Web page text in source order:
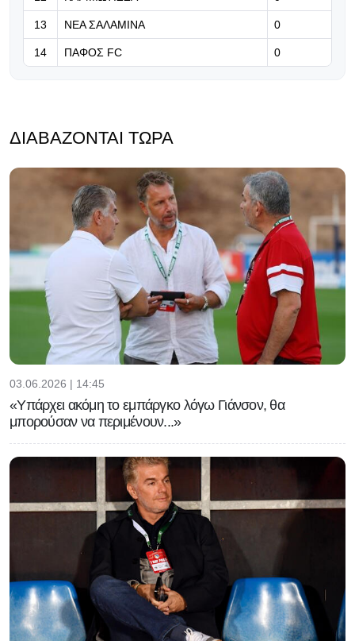
13 ΝΕΑ ΣΑΛΑΜΙΝΑ 0
14 ΠΑΦΟΣ FC 0
ΔΙΑΒΆΖΟΝΤΑΙ ΤΏΡΑ
03.06.2026 | 14:45
«Υπάρχει ακόμη το εμπάργκο λόγω Γιάνσον, θα
μπορούσαν να περιμένουν...»